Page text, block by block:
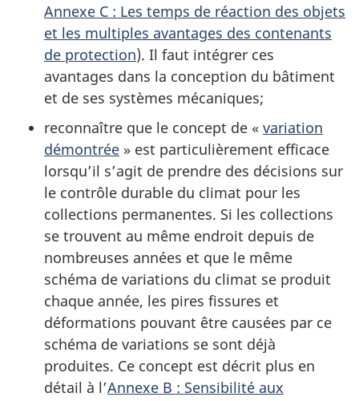
Annexe C : Les temps de réaction des objets
et les multiples avantages des contenants
de protection). Il faut intégrer ces
avantages dans la conception du bâtiment
et de ses systèmes mécaniques;
reconnaître que le concept de « variation
démontrée » est particulièrement efficace
lorsqu’il s’agit de prendre des décisions sur
le contrôle durable du climat pour les
collections permanentes. Si les collections
se trouvent au même endroit depuis de
nombreuses années et que le même
schéma de variations du climat se produit
chaque année, les pires fissures et
déformations pouvant être causées par ce
schéma de variations se sont déjà
produites. Ce concept est décrit plus en
détail à l’Annexe B : Sensibilité aux